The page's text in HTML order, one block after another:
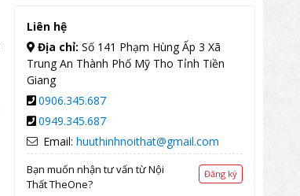
Liên hệ
Địa chỉ: Số 141 Phạm Hùng Ấp 3 Xã
Trung An Thành Phố Mỹ Tho Tỉnh Tiền
Giang
0906.345.687
0949.345.687
Email: huuthinhnoithat@gmail.com
Bạn muốn nhận tư vấn từ Nội
Thất TheOne?
Đăng ký